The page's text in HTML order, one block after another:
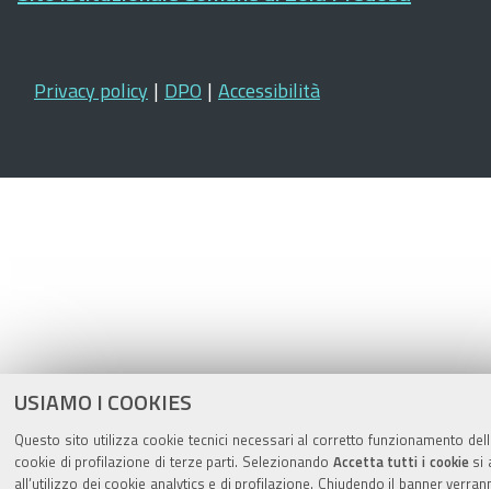
USIAMO I COOKIES
Questo sito utilizza cookie tecnici necessari al corretto funzionamento
cookie di profilazione di terze parti. Selezionando Accetta tutti i cookiesi
all’utilizzo dei cookie analytics e di profilazione. Chiudendo il banner
Privacy policy | DPO | Accessibilità